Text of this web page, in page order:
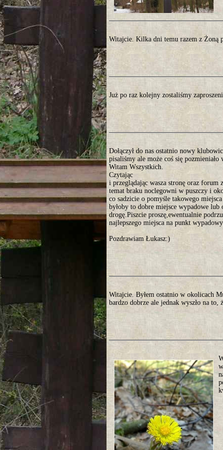
Witajcie. Kilka dni temu razem z Żoną
Już po raz kolejny zostaliśmy
Dołączył do nas ostatnio nowy
pisaliśmy ale może coś się
Witam Wszystkich.
Czytając
i przeglądając wasza stronę oraz forum
temat braku noclegowni w puszczy i
co sadzicie o pomyśle takowego
byłoby to dobre miejsce wypadowe
drogę.Piszcie proszę,ewentualnie
najlepszego miejsca na punkt
Pozdrawiam Łukasz:)
Witajcie. Byłem ostatnio w okolicach
bardzo dobrze ale jednak wyszło na to,